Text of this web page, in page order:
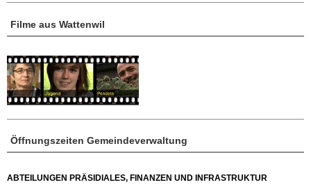
Öffnungszeiten Gemeindeverwaltung
ABTEILUNGEN PRÄSIDIALES, FINANZEN UND INFRASTRUKTUR
Filme aus Wattenwil